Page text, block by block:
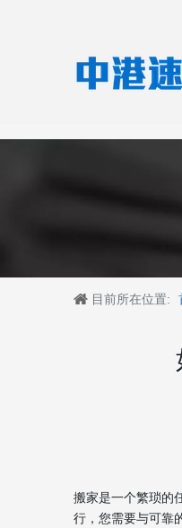
目前所在位置:
搬家是一个繁琐的
行，您需要与可靠